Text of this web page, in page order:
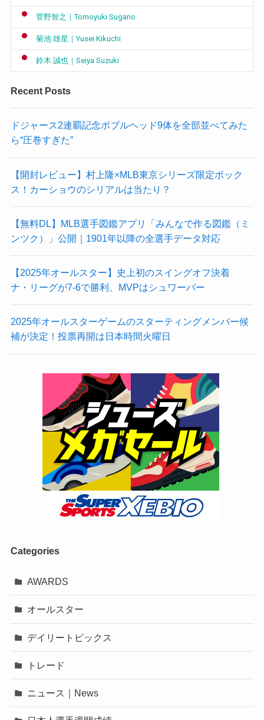
菅野智之｜Tomoyuki Sugano
菊池 雄星｜Yusei Kikuchi
鈴木 誠也｜Seiya Suzuki
Recent Posts
ドジャース2連覇記念ボブルヘッド9体を全部並べてみた
ら“圧巻すぎた”
【開封レビュー】村上隆×MLB東京シリーズ限定ボック
ス！カーショウのシリアルは当たり？
【無料DL】MLB選手図鑑アプリ「みんなで作る図鑑（ミ
ンツク）」公開｜1901年以降の全選手データ対応
【2025年オールスター】史上初のスイングオフ決着
ナ・リーグが7-6で勝利、MVPはシュワーバー
2025年オールスターゲームのスターティングメンバー候
補が決定！投票再開は日本時間火曜日
Categories
AWARDS
オールスター
デイリートピックス
トレード
ニュース｜News